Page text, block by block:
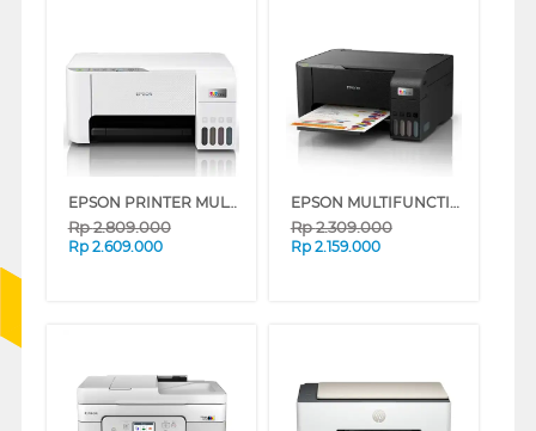
EPSON PRINTER MULTIFUNCTION INK TANK ECO TANK L3256 A4 WI-FI ALL-IN-ONE
Rp2.809.000
Rp 2.609.000
EPSON MULTIFUNCTION INK TANK PRINTER ECO TANK L3211
Rp2.309.000
Rp 2.159.000